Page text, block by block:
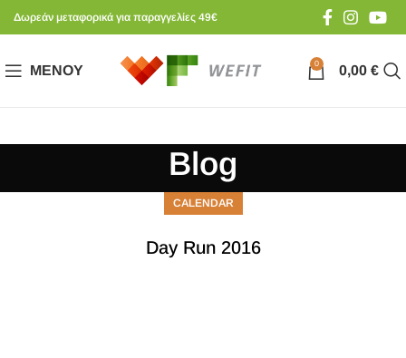
Δωρεάν μεταφορικά για παραγγελίες 49€
ΜΕΝΟΎ 0 0,00 €
Blog
CALENDAR
Day Run 2016